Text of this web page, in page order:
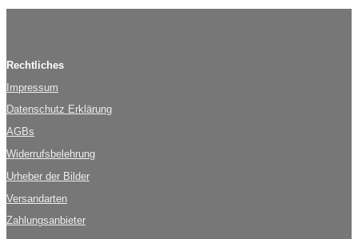
Rechtliches
Impressum
Datenschutz Erklärung
AGBs
Widerrufsbelehrung
Urheber der Bilder
Versandarten
Zahlungsanbieter